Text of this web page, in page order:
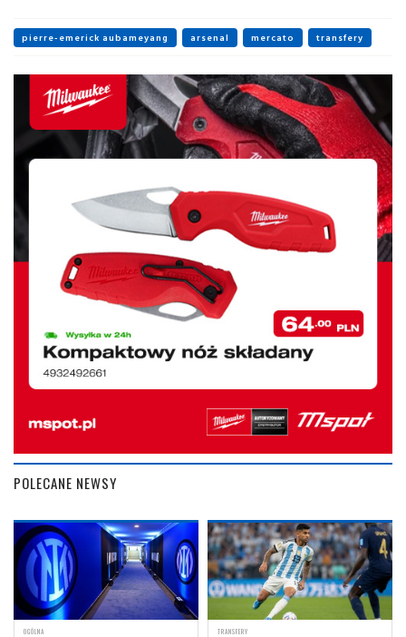
pierre-emerick aubameyang arsenal mercato transfery
POLECANE NEWSY
OGÓLNA TRANSFERY